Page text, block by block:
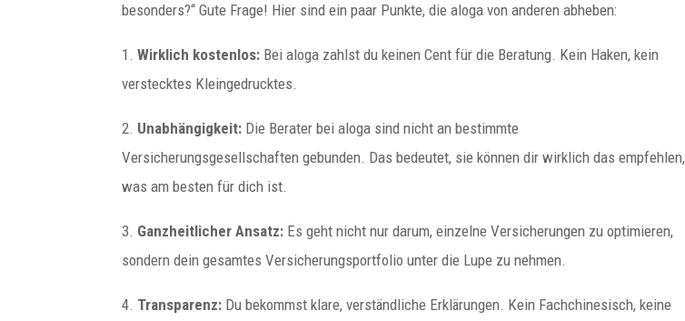
besonders?“ Gute Frage! Hier sind ein paar Punkte, die aloga von anderen abheben:
1.Wirklich kostenlos: Bei aloga zahlst du keinen Cent für die Beratung. Kein Haken, kein
verstecktes Kleingedrucktes.
2. Unabhängigkeit: Die Berater bei aloga sind nicht an bestimmte
Versicherungsgesellschaften gebunden. Das bedeutet, sie können dir wirklich das empfehlen,
was am besten für dich ist.
3. Ganzheitlicher Ansatz: Es geht nicht nur darum, einzelne Versicherungen zu optimieren,
sondern dein gesamtes Versicherungsportfolio unter die Lupe zu nehmen.
4. Transparenz: Du bekommst klare, verständliche Erklärungen. Kein Fachchinesisch, keine